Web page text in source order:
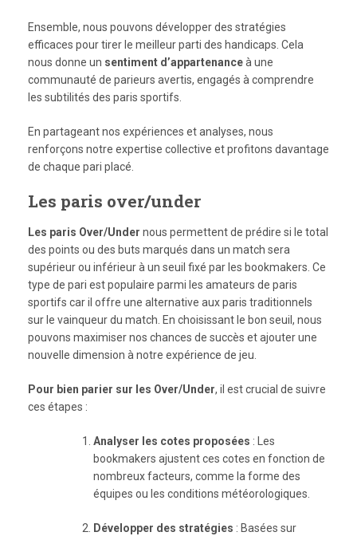
Ensemble, nous pouvons développer des stratégies
efficaces pour tirer le meilleur parti des handicaps. Cela
nous donne un sentiment d’appartenanceà une
communauté de parieurs avertis, engagés à comprendre
les subtilités des paris sportifs.
En partageant nos expériences et analyses, nous
renforçons notre expertise collective et profitons davantage
de chaque pari placé.
Les paris over/under
Les paris Over/Under nous permettent de prédire si le total
des points ou des buts marqués dans un match sera
supérieur ou inférieur à un seuil fixé par les bookmakers. Ce
type de pari est populaire parmi les amateurs de paris
sportifs car il offre une alternative aux paris traditionnels
sur le vainqueur du match. En choisissant le bon seuil, nous
pouvons maximiser nos chances de succès et ajouter une
nouvelle dimension à notre expérience de jeu.
Pour bien parier sur les Over/Under, il est crucial de suivre
ces étapes :
Analyser les cotes proposées : Les
bookmakers ajustent ces cotes en fonction de
nombreux facteurs, comme la forme des
équipes ou les conditions météorologiques.
Développer des stratégies : Basées sur